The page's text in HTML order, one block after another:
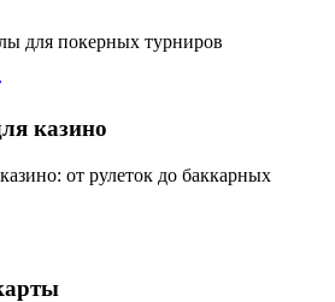
для покерных турниров
казино
от рулеток до баккарных